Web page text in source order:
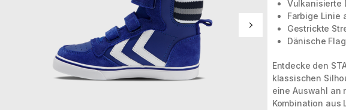
Vulkanisierte
Farbige Linie
Gestrickte
Dänische
Entdecke den
klassischen
eine Auswahl an
Kombination aus